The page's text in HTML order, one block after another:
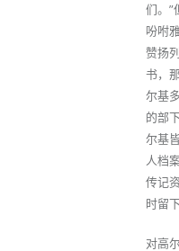
们。”
吩咐
赞扬
书，
尔基
的部
尔基
人档
传记
时留
对高